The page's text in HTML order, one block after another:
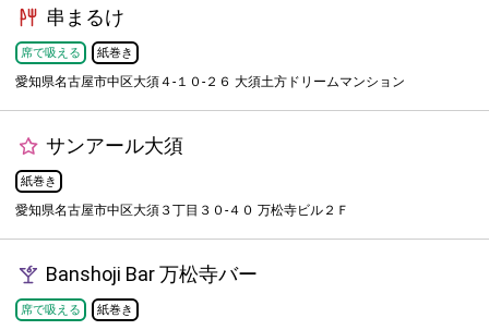
串まるけ
席で吸える 紙巻き
愛知県名古屋市中区大須４-１０-２６ 大須土方ドリームマンション
サンアール大須
紙巻き
愛知県名古屋市中区大須３丁目３０-４０ 万松寺ビル２Ｆ
Banshoji Bar 万松寺バー
席で吸える 紙巻き